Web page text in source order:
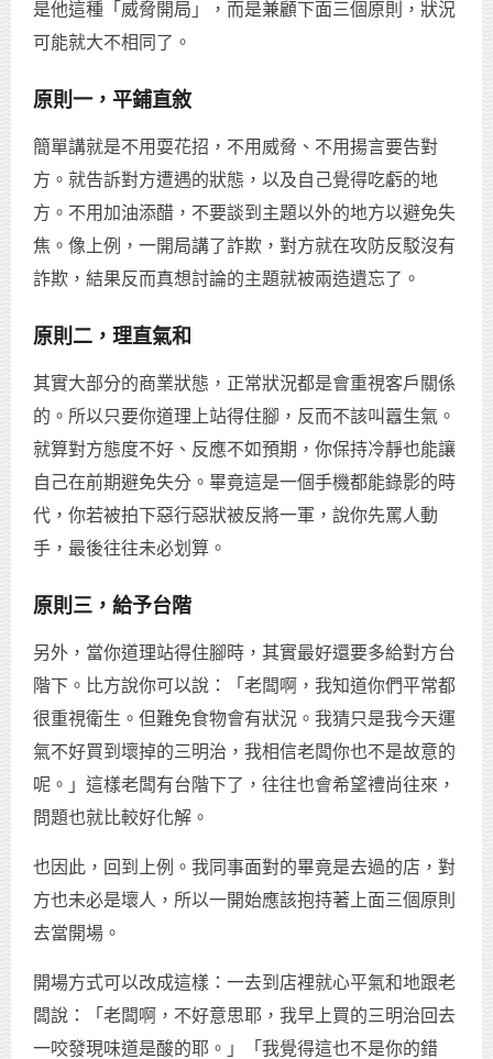
是他這種「威脅開局」，而是兼顧下面三個原則，狀況
可能就大不相同了。
原則一，平鋪直敘
簡單講就是不用耍花招，不用威脅、不用揚言要告對
方。就告訴對方遭遇的狀態，以及自己覺得吃虧的地
方。不用加油添醋，不要談到主題以外的地方以避免失
焦。像上例，一開局講了詐欺，對方就在攻防反駁沒有
詐欺，結果反而真想討論的主題就被兩造遺忘了。
原則二，理直氣和
其實大部分的商業狀態，正常狀況都是會重視客戶關係
的。所以只要你道理上站得住腳，反而不該叫囂生氣。
就算對方態度不好、反應不如預期，你保持冷靜也能讓
自己在前期避免失分。畢竟這是一個手機都能錄影的時
代，你若被拍下惡行惡狀被反將一軍，說你先罵人動
手，最後往往未必划算。
原則三，給予台階
另外，當你道理站得住腳時，其實最好還要多給對方台
階下。比方說你可以說：「老闆啊，我知道你們平常都
很重視衛生。但難免食物會有狀況。我猜只是我今天運
氣不好買到壞掉的三明治，我相信老闆你也不是故意的
呢。」這樣老闆有台階下了，往往也會希望禮尚往來，
問題也就比較好化解。
也因此，回到上例。我同事面對的畢竟是去過的店，對
方也未必是壞人，所以一開始應該抱持著上面三個原則
去當開場。
開場方式可以改成這樣：一去到店裡就心平氣和地跟老
闆說：「老闆啊，不好意思耶，我早上買的三明治回去
一咬發現味道是酸的耶。」「我覺得這也不是你的錯